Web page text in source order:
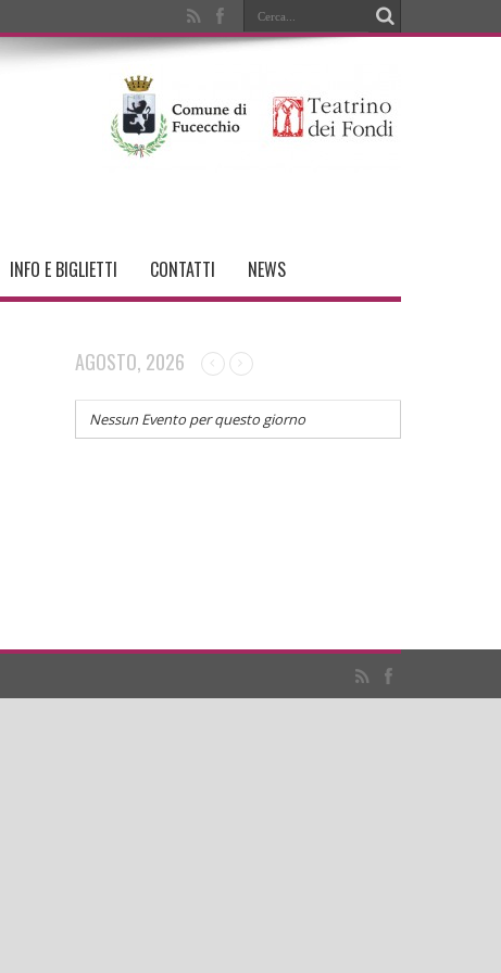
INFO E BIGLIETTI CONTATTI NEWS
AGOSTO, 2026
Nessun Evento per questo giorno